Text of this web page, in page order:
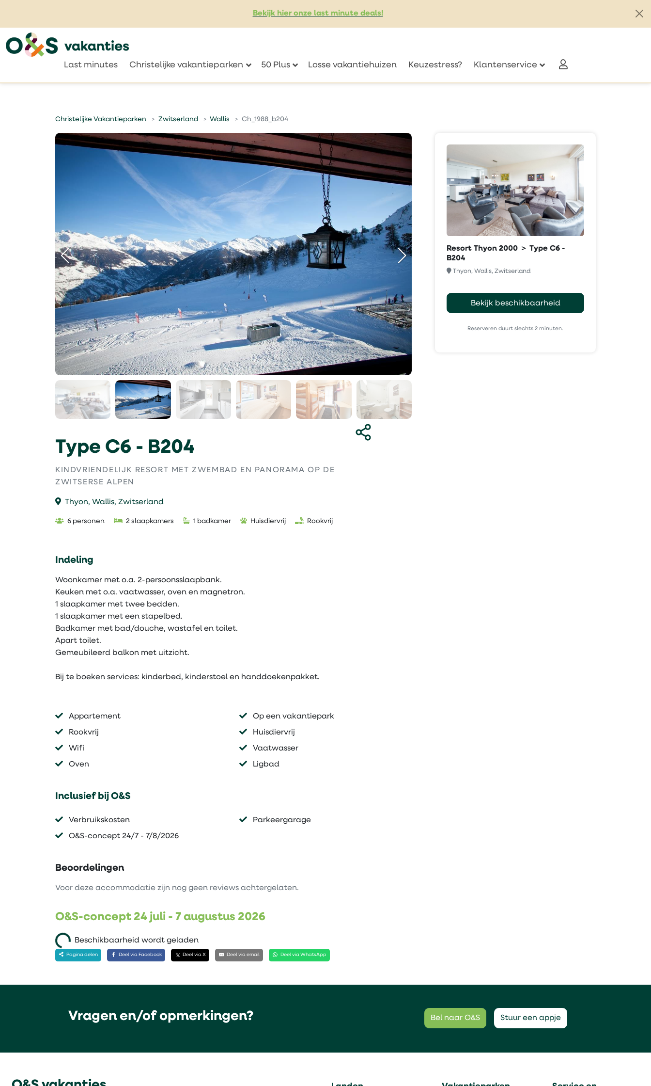
Bekijk hier onze last minute deals!
Last minutes Christelijke vakantieparken 50 Plus Losse vakantiehuizen Keuzestress? Klantenservice
Christelijke Vakantieparken Zwitserland Wallis Ch_1988_b204
Type C6 - B204
KINDVRIENDELIJK RESORT MET ZWEMBAD EN PANORAMA OP DE
ZWITSERSE ALPEN
Thyon, Wallis, Zwitserland
6 personen 2 slaapkamers 1 badkamer Huisdiervrij Rookvrij
Indeling
Woonkamer met o.a. 2-persoonsslaapbank.
Keuken met o.a. vaatwasser, oven en magnetron.
1 slaapkamer met twee bedden.
1 slaapkamer met een stapelbed.
Badkamer met bad/douche, wastafel en toilet.
Apart toilet.
Gemeubileerd balkon met uitzicht.
Bij te boeken services: kinderbed, kinderstoel en handdoekenpakket.
Appartement Op een vakantiepark
Rookvrij Huisdiervrij
Wifi Vaatwasser
Oven Ligbad
Inclusief bij O&S
Verbruikskosten Parkeergarage
O&S-concept 24/7 - 7/8/2026
Beoordelingen
Voor deze accommodatie zijn nog geen reviews achtergelaten.
O&S-concept 24 juli - 7 augustus 2026
Beschikbaarheid wordt geladen
Resort Thyon 2000 ＞ Type C6 -
B204
Thyon, Wallis, Zwitserland
Bekijk beschikbaarheid
Reserveren duurt slechts 2 minuten.
Pagina delen Deel via Facebook Deel via X Deel via email Deel via WhatsApp
Vragen en/of opmerkingen? Bel naar O&S Stuur een appje